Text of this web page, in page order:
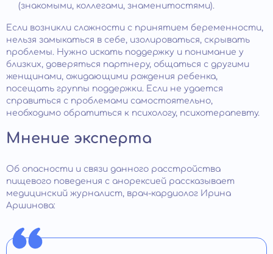
(знакомыми, коллегами, знаменитостями).
Если возникли сложности с принятием беременности,
нельзя замыкаться в себе, изолироваться, скрывать
проблемы. Нужно искать поддержку и понимание у
близких, доверяться партнеру, общаться с другими
женщинами, ожидающими рождения ребенка,
посещать группы поддержки. Если не удается
справиться с проблемами самостоятельно,
необходимо обратиться к психологу, психотерапевту.
Мнение эксперта
Об опасности и связи данного расстройства
пищевого поведения с анорексией рассказывает
медицинский журналист, врач-кардиолог Ирина
Аршинова: